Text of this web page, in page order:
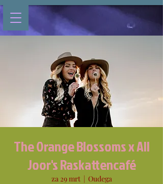
The Orange Blossoms x All
Joor's Raskattencafé
za 29 mrt
  |
Oudega